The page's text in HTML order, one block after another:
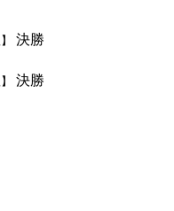
決勝
決勝